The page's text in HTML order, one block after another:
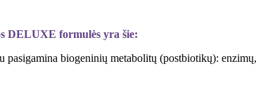
DELUXE formulės yra šie:
biogeninių metabolitų (postbiotikų):